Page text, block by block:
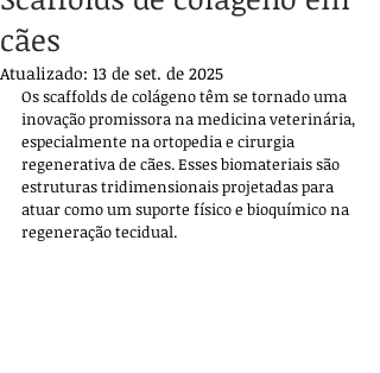
cães
Atualizado: 13 de set. de 2025
Os scaffolds de colágeno têm se tornado uma
inovação promissora na medicina veterinária,
especialmente na ortopedia e cirurgia
regenerativa de cães. Esses biomateriais são
estruturas tridimensionais projetadas para
atuar como um suporte físico e bioquímico na
regeneração tecidual.